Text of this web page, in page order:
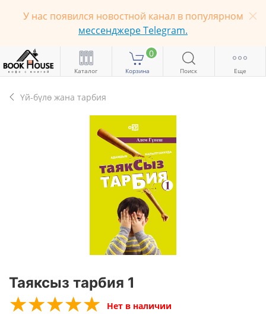
У нас появился новостной канал в популярном
мессенджере Telegram.
Каталог
0
Корзина Поиск Еще
Үй-бүлө жана тарбия
Таяксыз тарбия 1
☆☆☆☆☆
★★★★★ Нет в наличии